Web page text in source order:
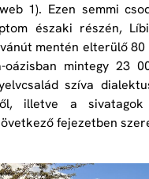
1). Ezen semmi
északi részén,
mentén elterülő 80
oázisban mintegy 23
szíva
illetve a
fejezetben